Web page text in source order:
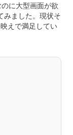
に大型画面が欲
みました。現状そ
えで満足してい